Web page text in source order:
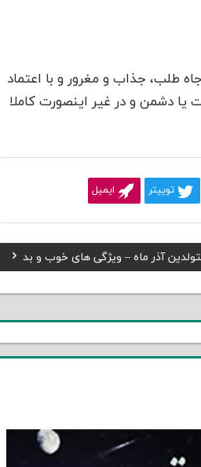
طلب، جذاب و مغرور و با اعتماد
یا دشمن و در غیر اینصورت کاملا
توییتر ایمیل
آذر ماه – ویژگی های خوب و بد